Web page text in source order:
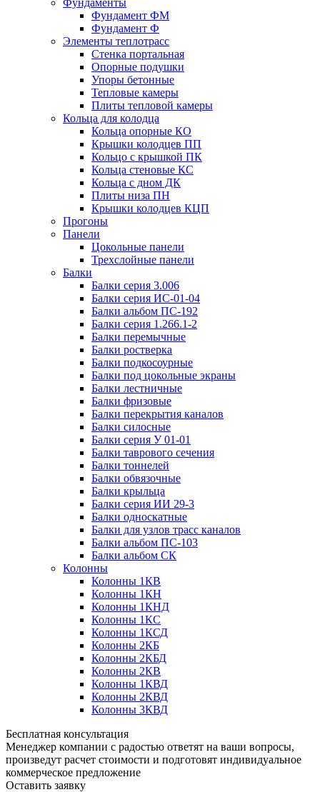
Фyндамент ФМ
Фyндамент Ф
Элементы теплотрасс
Стенка портальная
Опорные подушки
Упоры бетонные
Тепловые камеры
Плиты тепловой камеры
Кольца для колодца
Кольца опорные КО
Крышки колодцев ПП
Кольцо с крышкой ПК
Кольца стеновые КС
Кольца с дном ДК
Плиты низа ПН
Крышки колодцев КЦП
Прогоны
Панели
Цокольные панели
Трехслойные панели
Балки
Балки серия 3.006
Балки серия ИС-01-04
Балки альбом ПС-192
Балки серия 1.266.1-2
Балки перемычные
Балки ростверка
Балки подкосоурные
Балки под цокольные экраны
Балки лестничные
Балки фризовые
Балки перекрытия каналов
Балки силосные
Балки серия У 01-01
Балки таврового сечения
Балки тоннелей
Балки обвязочные
Балки крыльца
Балки серия ИИ 29-3
Балки односкатные
Балки для узлов трасс каналов
Балки альбом ПС-103
Балки альбом СК
Колонны
Колонны 1КВ
Колонны 1КН
Колонны 1КНД
Колонны 1КС
Колонны 1КСД
Колонны 2КБ
Колонны 2КБД
Колонны 2КВ
Колонны 1КВД
Колонны 2КВД
Колонны 3КВД
Бесплатная консультация
Менеджер компании с радостью ответят на ваши вопросы,
произведут расчет стоимости и подготовят индивидуальное
коммерческое предложение
Оставить заявку